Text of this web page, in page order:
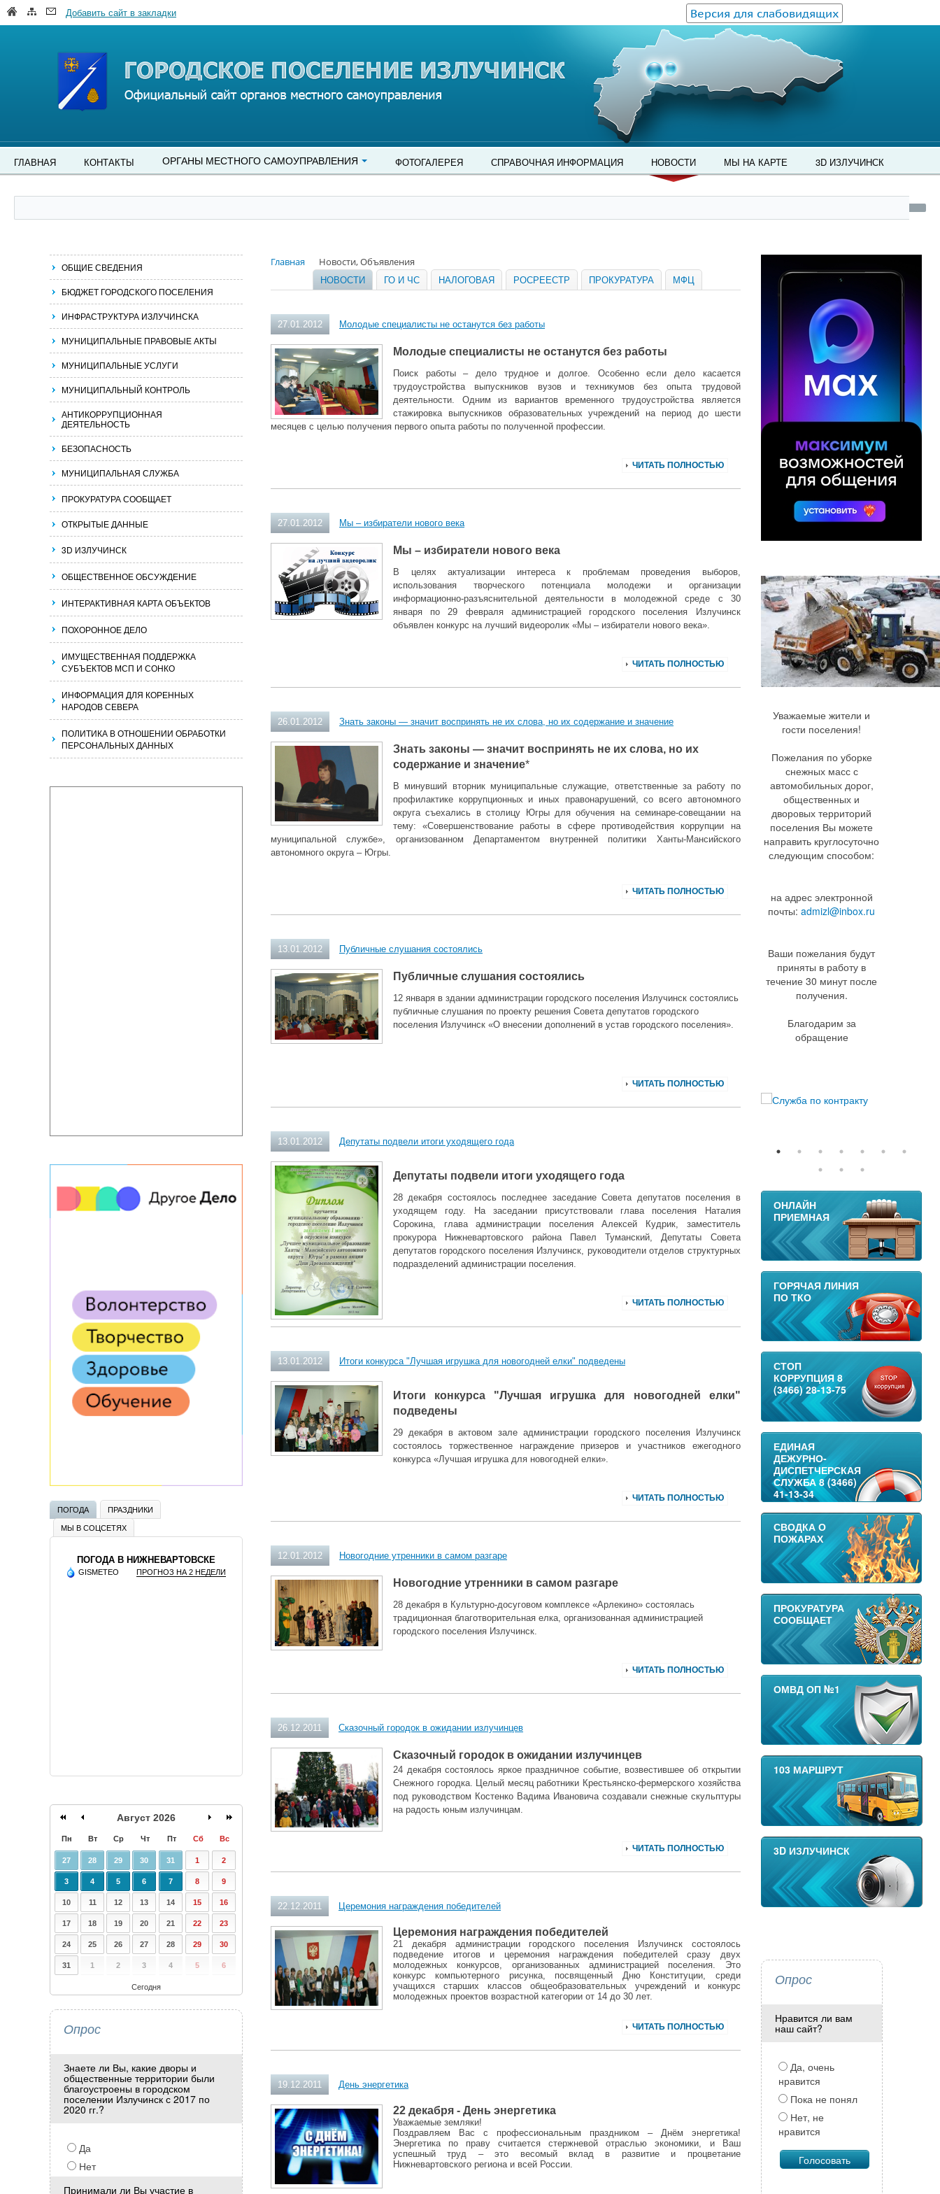
Версия для слабовидящих
Добавить сайт в закладки
ГЛАВНАЯ КОНТАКТЫ ОРГАНЫ МЕСТНОГО САМОУПРАВЛЕНИЯ ФОТОГАЛЕРЕЯ СПРАВОЧНАЯ ИНФОРМАЦИЯ НОВОСТИ МЫ НА КАРТЕ 3D ИЗЛУЧИНСК
Главная Новости, Объявления
НОВОСТИ ГО И ЧС НАЛОГОВАЯ РОСРЕЕСТР ПРОКУРАТУРА МФЦ
27.01.2012 Молодые специалисты не останутся без работы
Молодые специалисты не останутся без работы
Поиск работы – дело трудное и долгое. Особенно если дело касается
трудоустройства выпускников вузов и техникумов без опыта трудовой
деятельности. Одним из вариантов временного трудоустройства является
стажировка выпускников образовательных учреждений на период до шести
месяцев с целью получения первого опыта работы по полученной профессии.
ЧИТАТЬ ПОЛНОСТЬЮ
27.01.2012 Мы – избиратели нового века
Мы – избиратели нового века
В целях актуализации интереса к проблемам проведения выборов,
использования творческого потенциала молодежи и организации
информационно-разъяснительной деятельности в молодежной среде с 30
января по 29 февраля администрацией городского поселения Излучинск
объявлен конкурс на лучший видеоролик «Мы – избиратели нового века».
ЧИТАТЬ ПОЛНОСТЬЮ
26.01.2012 Знать законы — значит воспринять не их слова, но их содержание и значение
Знать законы — значит воспринять не их слова, но их
содержание и значение*
В минувший вторник муниципальные служащие, ответственные за работу по
профилактике коррупционных и иных правонарушений, со всего автономного
округа съехались в столицу Югры для обучения на семинаре-совещании на
тему: «Совершенствование работы в сфере противодействия коррупции на
муниципальной службе», организованном Департаментом внутренней политики Ханты-Мансийского
автономного округа – Югры.
ЧИТАТЬ ПОЛНОСТЬЮ
13.01.2012 Публичные слушания состоялись
Публичные слушания состоялись
12 января в здании администрации городского поселения Излучинск состоялись
публичные слушания по проекту решения Совета депутатов городского
поселения Излучинск «О внесении дополнений в устав городского поселения».
ЧИТАТЬ ПОЛНОСТЬЮ
13.01.2012 Депутаты подвели итоги уходящего года
Депутаты подвели итоги уходящего года
28 декабря состоялось последнее заседание Совета депутатов поселения в
уходящем году.
На заседании присутствовали глава поселения Наталия
Сорокина, глава администрации поселения Алексей Кудрик, заместитель
прокурора Нижневартовского района Павел Туманский, Депутаты Совета
депутатов городского поселения Излучинск, руководители отделов структурных
подразделений администрации поселения.
ЧИТАТЬ ПОЛНОСТЬЮ
13.01.2012 Итоги конкурса "Лучшая игрушка для новогодней елки" подведены
Итоги конкурса "Лучшая игрушка для новогодней елки"
подведены
29 декабря в актовом зале администрации городского поселения Излучинск
состоялось торжественное награждение призеров и участников ежегодного
конкурса «Лучшая игрушка для новогодней елки».
ЧИТАТЬ ПОЛНОСТЬЮ
12.01.2012 Новогодние утренники в самом разгаре
Новогодние утренники в самом разгаре
28 декабря в Культурно-досуговом комплексе «Арлекино» состоялась
традиционная благотворительная елка, организованная администрацией
городского поселения Излучинск.
ЧИТАТЬ ПОЛНОСТЬЮ
26.12.2011 Сказочный городок в ожидании излучинцев
Сказочный городок в ожидании излучинцев
24 декабря состоялось яркое праздничное событие, возвестившее об открытии
Снежного городка. Целый месяц работники Крестьянско-фермерского хозяйства
под руководством Костенко Вадима Ивановича создавали снежные скульптуры
на радость юным излучинцам.
ЧИТАТЬ ПОЛНОСТЬЮ
22.12.2011 Церемония награждения победителей
Церемония награждения победителей
21 декабря администрации городского поселения Излучинск состоялось
подведение итогов и церемония награждения победителей сразу двух
молодежных конкурсов, организованных администрацией поселения. Это
конкурс компьютерного рисунка, посвященный Дню Конституции, среди
учащихся старших классов общеобразовательных учреждений и конкурс
молодежных проектов возрастной категории от 14 до 30 лет.
ЧИТАТЬ ПОЛНОСТЬЮ
19.12.2011 День энергетика
22 декабря - День энергетика
Уважаемые земляки!
Поздравляем Вас с профессиональным праздником – Днём энергетика!
Энергетика по праву считается стержневой отраслью экономики, и Ваш
успешный труд –это весомый вклад в развитие и процветание
Нижневартовского региона и всей России.
ОБЩИЕ СВЕДЕНИЯ
БЮДЖЕТ ГОРОДСКОГО ПОСЕЛЕНИЯ
ИНФРАСТРУКТУРА ИЗЛУЧИНСКА
МУНИЦИПАЛЬНЫЕ ПРАВОВЫЕ АКТЫ
МУНИЦИПАЛЬНЫЕ УСЛУГИ
МУНИЦИПАЛЬНЫЙ КОНТРОЛЬ
АНТИКОРРУПЦИОННАЯ
ДЕЯТЕЛЬНОСТЬ
БЕЗОПАСНОСТЬ
МУНИЦИПАЛЬНАЯ СЛУЖБА
ПРОКУРАТУРА СООБЩАЕТ
ОТКРЫТЫЕ ДАННЫЕ
3D ИЗЛУЧИНСК
ОБЩЕСТВЕННОЕ ОБСУЖДЕНИЕ
ИНТЕРАКТИВНАЯ КАРТА ОБЪЕКТОВ
ПОХОРОННОЕ ДЕЛО
ИМУЩЕСТВЕННАЯ ПОДДЕРЖКА
СУБЪЕКТОВ МСП И СОНКО
ИНФОРМАЦИЯ ДЛЯ КОРЕННЫХ
НАРОДОВ СЕВЕРА
ПОЛИТИКА В ОТНОШЕНИИ ОБРАБОТКИ
ПЕРСОНАЛЬНЫХ ДАННЫХ
ПОГОДА
ПРАЗДНИКИ
МЫ В СОЦСЕТЯХ
ПОГОДА В НИЖНЕВАРТОВСКЕ
GISMETEO ПРОГНОЗ НА 2 НЕДЕЛИ
Август 2026
Пн Вт Ср Чт Пт Сб Вс
27 28 29 30 31 1 2
3 4 5 6 7 8 9
10 11 12 13 14 15 16
17 18 19 20 21 22 23
24 25 26 27 28 29 30
31 1 2 3 4 5 6
Сегодня
Опрос
Знаете ли Вы, какие дворы и
общественные территории были
благоустроены в городском
поселении Излучинск с 2017 по
2020 гг.?
Да
Нет
Принимали ли Вы участие в
Уважаемые жители и
гости поселения!
Пожелания по уборке
снежных масс с
автомобильных дорог,
общественных и
дворовых территорий
поселения Вы можете
направить круглосуточно
следующим способом:
на адрес электронной
почты:admizl@inbox.ru
Ваши пожелания будут
приняты в работу в
течение 30 минут после
получения.
Благодарим за
обращение
11
ОНЛАЙН
ПРИЕМНАЯ
ГОРЯЧАЯ ЛИНИЯ
ПО ТКО
СТОП
КОРРУПЦИЯ 8
(3466) 28-13-75
ЕДИНАЯ
ДЕЖУРНО-
ДИСПЕТЧЕРСКАЯ
СЛУЖБА 8 (3466)
41-13-34
СВОДКА О
ПОЖАРАХ
ПРОКУРАТУРА
СООБЩАЕТ
ОМВД ОП №1
103 МАРШРУТ
3D ИЗЛУЧИНСК
Опрос
Нравится ли вам
наш сайт?
Да, очень
нравится
Пока не понял
Нет, не
нравится